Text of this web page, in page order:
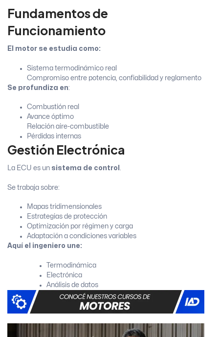
Fundamentos de
Funcionamiento
El motor se estudia como:
Sistema termodinámico real
Compromiso entre potencia, confiabilidad y reglamento
Se profundiza en:
Combustión real
Avance óptimo
Relación aire-combustible
Pérdidas internas
Gestión Electrónica
La ECU es un sistema de control
Se trabaja sobre:
Mapas tridimensionales
Estrategias de protección
Optimización por régimen y carga
Adaptación a condiciones variables
Aquí el ingeniero une:
Termodinámica
Electrónica
Análisis de datos